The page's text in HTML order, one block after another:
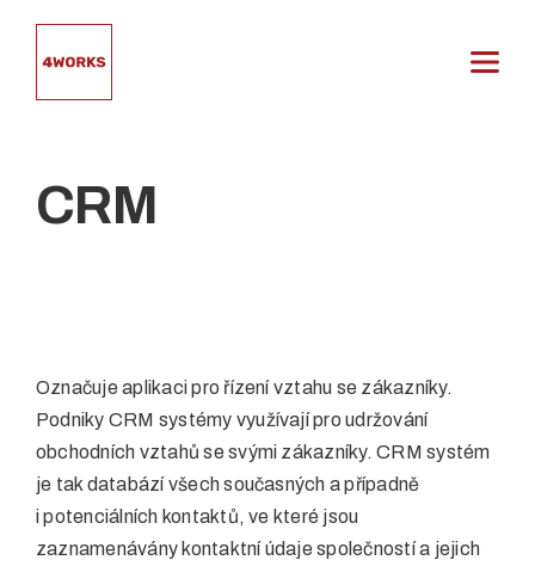
CRM
Označuje aplikaci pro řízení vztahu se zákazníky.
Podniky CRM systémy využívají pro udržování
obchodních vztahů se svými zákazníky. CRM systém
je tak databází všech současných a případně
i potenciálních kontaktů, ve které jsou
zaznamenávány kontaktní údaje společností a jejich